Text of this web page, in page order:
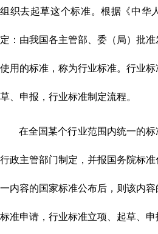
组织去起草这个标准。根据《中华
定：由我国各主管部、委（局）批
使用的标准，称为行业标准。行业
草、申报，行业标准制定流程。
在全国某个行业范围内统一的
行政主管部门制定，并报国务院标
一内容的国家标准公布后，则该内
标准申请，行业标准立项、起草、申